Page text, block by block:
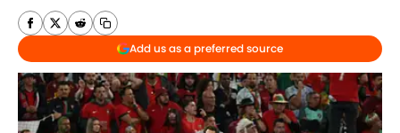
Add us as a preferred source